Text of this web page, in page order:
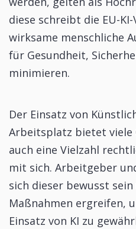
diese schreibt die EU-
wirksame menschliche
für Gesundheit,
minimieren.
Der Einsatz von
Arbeitsplatz bietet viele
auch eine Vielzahl
mit sich. Arbeitgeber
sich dieser bewusst
Maßnahmen ergreifen,
Einsatz von KI zu